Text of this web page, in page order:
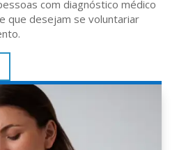
com diagnóstico médico
e que desejam se voluntariar